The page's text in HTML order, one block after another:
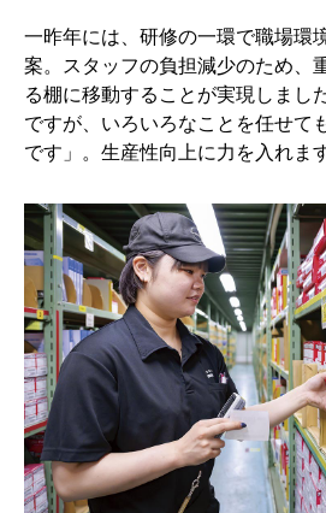
一昨年には、研修の一環で職場環
案。スタッフの負担減少のため、
る棚に移動することが実現しまし
ですが、いろいろなことを任せて
です」。生産性向上に力を入れます